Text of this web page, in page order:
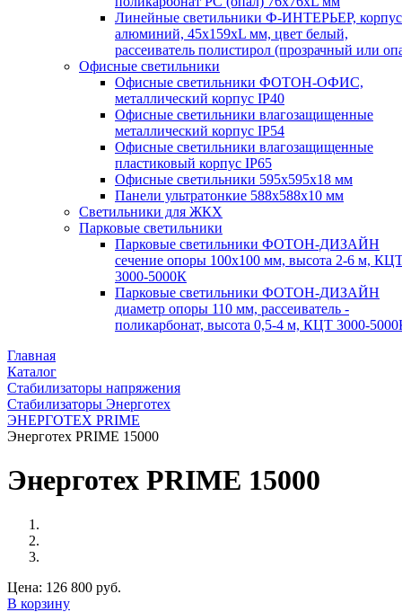
Линейные светильники Ф-ИНТЕРЬЕР, корпус
алюминий, 45х159хL мм, цвет белый,
рассеиватель полистирол (прозрачный или
Офисные светильники
Офисные светильники ФОТОН-ОФИС,
металлический корпус IP40
Офисные светильники влагозащищенные
металлический корпус IP54
Офисные светильники влагозащищенные
пластиковый корпус IP65
Офисные светильники 595х595х18 мм
Панели ультратонкие 588х588х10 мм
Светильники для ЖКХ
Парковые светильники
Парковые светильники ФОТОН-ДИЗАЙН
сечение опоры 100х100 мм, высота 2-6 м,
3000-5000К
Парковые светильники ФОТОН-ДИЗАЙН
диаметр опоры 110 мм, рассеиватель -
поликарбонат, высота 0,5-4 м, КЦТ 3000-
Главная
Каталог
Стабилизаторы напряжения
Стабилизаторы Энерготех
ЭНЕРГОТЕХ PRIME
Энерготех PRIME 15000
Энерготех PRIME 15000
Цена: 126 800 руб.
В корзину